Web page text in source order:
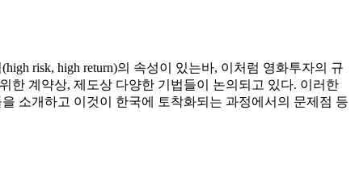
risk, high return)의 속성이 있는바, 이처럼 영화투자의 규
한 계약상, 제도상 다양한 기법들이 논의되고 있다. 이러한
소개하고 이것이 한국에 토착화되는 과정에서의 문제점 등